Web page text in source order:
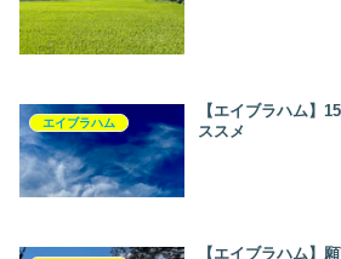
エイブラハム
【エイブラハム】
ススメ
【エイブラハム】